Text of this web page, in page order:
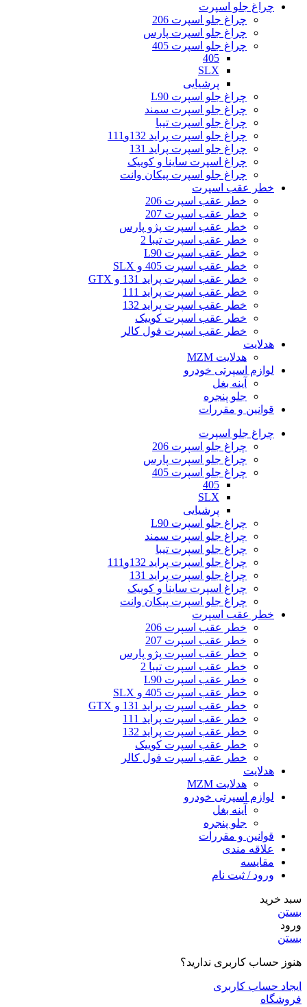
چراغ جلو اسپرت
چراغ جلو اسپرت 206
چراغ جلو اسپرت پارس
چراغ جلو اسپرت 405
405
SLX
پرشیایی
چراغ جلو اسپرت L90
چراغ جلو اسپرت سمند
چراغ جلو اسپرت تیبا
چراغ جلو اسپرت پراید 132و111
چراغ جلو اسپرت پراید 131
چراغ اسپرت ساینا و کوییک
چراغ جلو اسپرت پیکان وانت
خطر عقب اسپرت
خطر عقب اسپرت 206
خطر عقب اسپرت 207
خطر عقب اسپرت پژو پارس
خطر عقب اسپرت تیبا 2
خطر عقب اسپرت L90
خطر عقب اسپرت 405 و SLX
خطر عقب اسپرت پراید 131 و GTX
خطر عقب اسپرت پراید 111
خطر عقب اسپرت پراید 132
خطر عقب اسپرت کوییک
خطر عقب اسپرت فول کالر
هدلایت
هدلایت MZM
لوازم اسپرتی خودرو
آینه بغل
جلو پنجره
قوانین و مقررات
چراغ جلو اسپرت
چراغ جلو اسپرت 206
چراغ جلو اسپرت پارس
چراغ جلو اسپرت 405
405
SLX
پرشیایی
چراغ جلو اسپرت L90
چراغ جلو اسپرت سمند
چراغ جلو اسپرت تیبا
چراغ جلو اسپرت پراید 132و111
چراغ جلو اسپرت پراید 131
چراغ اسپرت ساینا و کوییک
چراغ جلو اسپرت پیکان وانت
خطر عقب اسپرت
خطر عقب اسپرت 206
خطر عقب اسپرت 207
خطر عقب اسپرت پژو پارس
خطر عقب اسپرت تیبا 2
خطر عقب اسپرت L90
خطر عقب اسپرت 405 و SLX
خطر عقب اسپرت پراید 131 و GTX
خطر عقب اسپرت پراید 111
خطر عقب اسپرت پراید 132
خطر عقب اسپرت کوییک
خطر عقب اسپرت فول کالر
هدلایت
هدلایت MZM
لوازم اسپرتی خودرو
آینه بغل
جلو پنجره
قوانین و مقررات
علاقه مندی
مقایسه
ورود / ثبت نام
سبد خرید
بستن
ورود
بستن
هنوز حساب کاربری ندارید؟
ایجاد حساب کاربری
فروشگاه